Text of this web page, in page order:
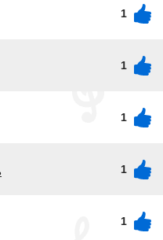
1
1
1
1
1